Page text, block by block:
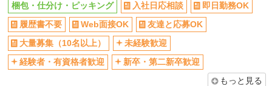
朝
昼
夕方
夜
深夜
服装自由
髪型・髪色自由
髭（ひげ）OK
梱包・仕分け・ピッキング 入社日応相談
即日勤務OK
履歴書不要
Web面接OK
友達と応募OK
大量募集（10名以上）
未経験歓迎
経験者・有資格者歓迎
新卒・第二新卒歓迎
もっと見る